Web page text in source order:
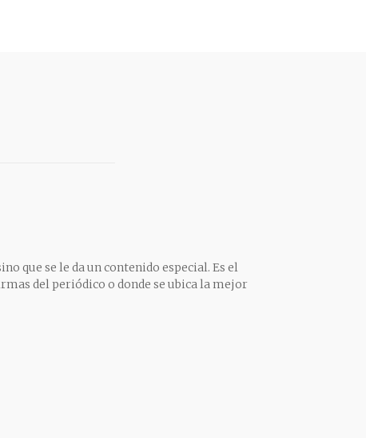
que se le da un contenido especial. Es el
del periódico o donde se ubica la mejor